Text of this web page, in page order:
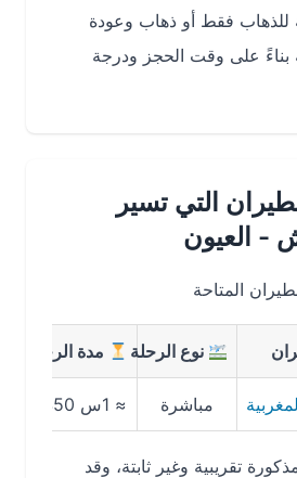
فقط أو ذهاب وعودة
وقت الحجز ودرجة
التي تسير
نوع الرحلة مدة الرحلة
مباشرة ≈ 1س 50د من 900 إلى 1400 درهم
تقريبية وغير ثابتة، وقد